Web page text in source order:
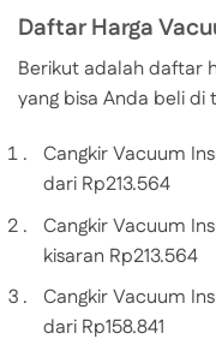
Daftar Harga
Berikut adalah daftar
yang bisa Anda beli
Cangkir Vacuum
dari Rp213.564
Cangkir Vacuum
kisaran Rp213.564
Cangkir Vacuum
dari Rp158.841